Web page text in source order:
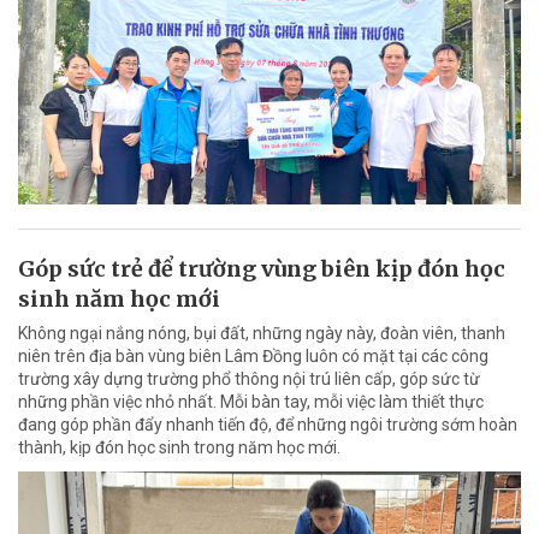
Góp sức trẻ để trường vùng biên kịp đón học
sinh năm học mới
Không ngại nắng nóng, bụi đất, những ngày này, đoàn viên, thanh
niên trên địa bàn vùng biên Lâm Đồng luôn có mặt tại các công
trường xây dựng trường phổ thông nội trú liên cấp, góp sức từ
những phần việc nhỏ nhất. Mỗi bàn tay, mỗi việc làm thiết thực
đang góp phần đẩy nhanh tiến độ, để những ngôi trường sớm hoàn
thành, kịp đón học sinh trong năm học mới.